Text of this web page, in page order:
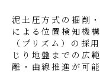
泥土圧方式の掘削
による位置検知機
（プリズム）の採
じり地盤までの広
離・曲線推進が可能